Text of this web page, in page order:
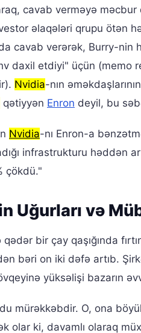
cavab verməyə
əlaqələri qrupu ötən
cavab verərək, Burry-nin
daxil etdiyi" üçün (memo
Nvidia-nın
qətiyyən Enron deyil, bu
Nvidia-nı Enron-a
infrastrukturu həddən
çökdü."
Uğurları və
bir çay qaşığında
bəri on iki dəfə artıb.
yüksəlişi bazarın
mürəkkəbdir. O, ona
olar ki, davamlı olaraq